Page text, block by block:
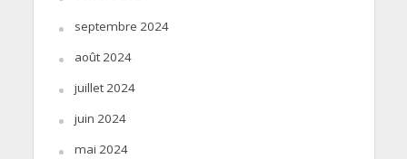
septembre 2024
août 2024
juillet 2024
juin 2024
mai 2024